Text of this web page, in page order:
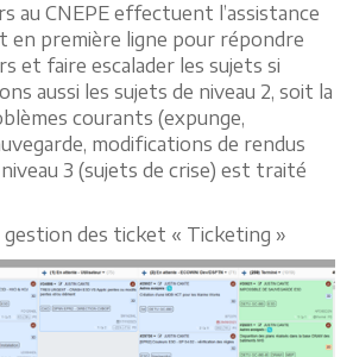
au CNEPE effectuent l’assistance
en première ligne pour répondre
et faire escalader les sujets si
aussi les sujets de niveau 2, soit la
courants (expunge,
modifications de rendus
3 (sujets de crise) est traité
gestion des ticket « Ticketing »